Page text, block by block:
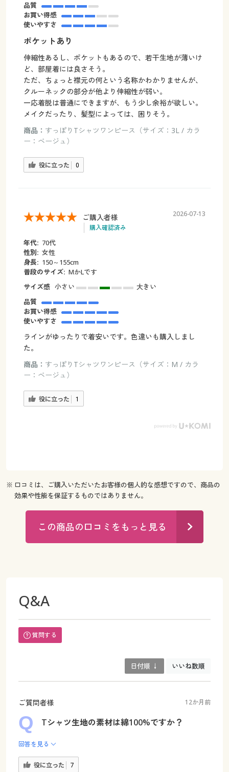
品質
お買い得感
使いやすさ
ポケットあり
伸縮性あるし、ポケットもあるので、若干生地が薄いけ
ど、部屋着には良さそう。
ただ、ちょっと襟元の何という名称かわかりませんが、
クルーネックの部分が他より伸縮性が弱い。
一応着脱は普通にできますが、もう少し余裕が欲しい。
メイクだったり、髪型によっては、困りそう。
商品： すっぽりTシャツワンピース（サイズ：3L / カラ
ー：ベージュ）
役に立った 0
ご購入者様
購入確認済み
2026-07-13
年代: 70代
性別: 女性
身長: 150～155cm
普段のサイズ: MかLです
サイズ感 小さい
大きい
品質
お買い得感
使いやすさ
ラインがゆったりで着安いです。色違いも購入しまし
た。
商品： すっぽりTシャツワンピース（サイズ：M / カラ
ー：ベージュ）
役に立った 1
※ 口コミは、ご購入いただいたお客様の個人的な感想ですので、商品の
効果や性能を保証するものではありません。
この商品の口コミをもっと見る
Q&A
質問する
日付順 ↓ いいね数順
ご質問者様 12か月前
Tシャツ生地の素材は綿100%ですか？
回答を見る
役に立った 7